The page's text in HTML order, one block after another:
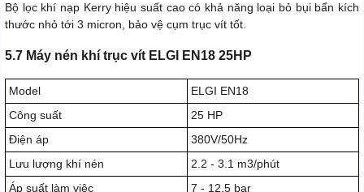
Bộ lọc khí nạp Kerry hiệu suất cao có khả năng loại bỏ bụi bẩn kích
thước nhỏ tới 3 micron, bảo vệ cụm trục vít tốt.
5.7 Máy nén khí trục vít ELGI EN18 25HP
Model
ELGI EN18
Công suất
25 HP
Điện áp
380V/50Hz
Lưu lượng khí nén
2.2 - 3.1 m3/phút
Áp suất làm việc
7 - 12.5 bar